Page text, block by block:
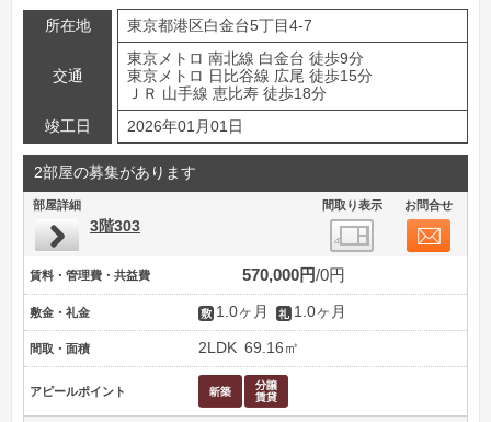
所在地 東京都港区白金台5丁目4-7
交通
東京メトロ 南北線 白金台 徒歩9分
東京メトロ 日比谷線 広尾 徒歩15分
ＪＲ 山手線 恵比寿 徒歩18分
竣工日
2026年01月01日
2部屋の募集があります
部屋詳細 間取り表示 お問合せ
3階303
賃料・管理費・共益費 570,000円 0円
敷金・礼金 1.0ヶ月 1.0ヶ月
間取・面積 2LDK 69.16㎡
アピールポイント